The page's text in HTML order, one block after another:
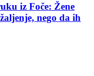
iz Foče: Žene
nego da ih